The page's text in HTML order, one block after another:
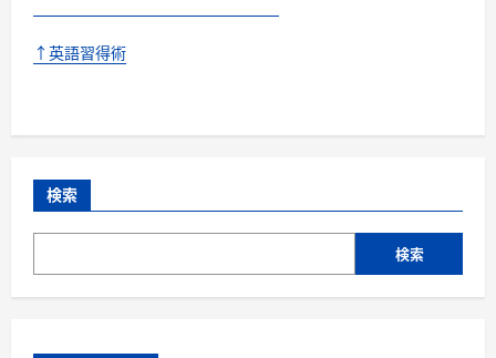
↑英語習得術
検索
検索